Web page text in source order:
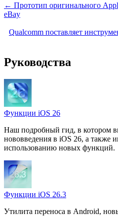
← Прототип оригинального
eBay
Qualcomm поставляет
Руководства
Функции iOS 26
Наш подробный гид, в котором
нововведения в iOS 26, а также
использованию новых функций.
Функции iOS 26.3
Утилита переноса в Android,